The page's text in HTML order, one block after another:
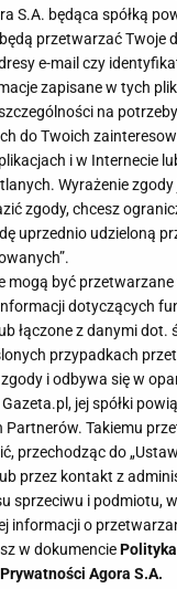
Robert
znalazł się
Polski
Harry Kane (110
Luis Suarez
Neymar (200
S.A. będąca spółką
przetwarzać Twoje
e-mail czy
zapisane w tych
na
do Twoich
i w Internecie
Wyrażenie
zgody, chcesz
uprzednio udzieloną
mogą być przetwarzane
dotyczących
łączone z danymi dot.
przypadkach
i odbywa się w
jej spółki
Partnerów. Takiemu
przechodząc do
przez kontakt z
sprzeciwu i podmiotu,
informacji o
w dokumencie
Agora S.A.